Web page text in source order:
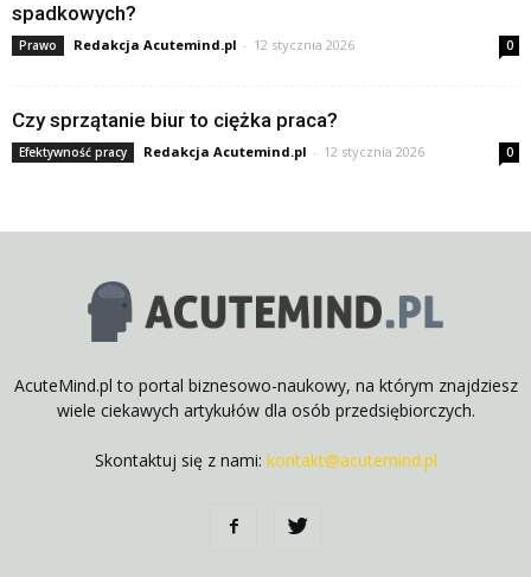
spadkowych?
Prawo Redakcja Acutemind.pl - 12 stycznia 2026 0
Czy sprzątanie biur to ciężka praca?
Efektywność pracy Redakcja Acutemind.pl - 12 stycznia 2026 0
AcuteMind.pl to portal biznesowo-naukowy, na którym znajdziesz
wiele ciekawych artykułów dla osób przedsiębiorczych.
Skontaktuj się z nami: kontakt@acutemind.pl